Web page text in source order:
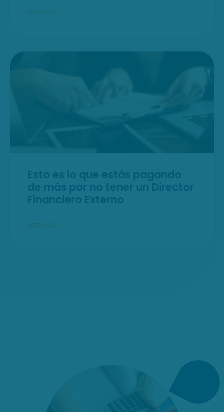
Esto es lo que estás pagando
de más por no tener un Director
Financiero Externo